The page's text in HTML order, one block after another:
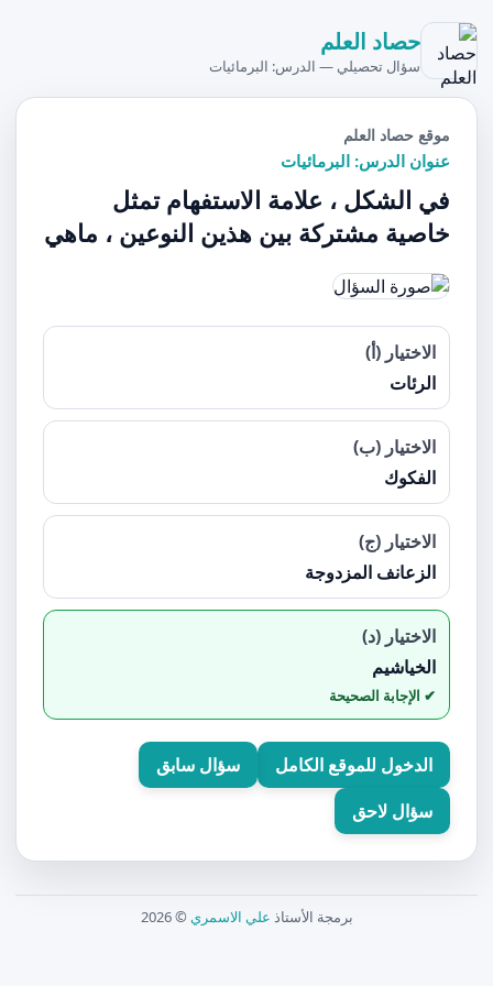
حصاد العلم
سؤال تحصيلي — الدرس: البرمائيات
موقع حصاد العلم
عنوان الدرس: البرمائيات
في الشكل ، علامة الاستفهام تمثل
خاصية مشتركة بين هذين النوعين ، ماهي
الاختيار (أ)
الرئات
الاختيار (ب)
الفكوك
الاختيار (ج)
الزعانف المزدوجة
الاختيار (د)
الخياشيم
الدخول للموقع الكامل
سؤال سابق
سؤال لاحق
برمجة الأستاذ علي الاسمري © 2026